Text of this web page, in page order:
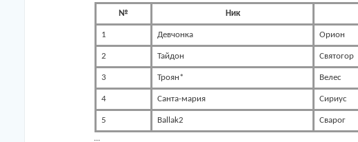
№
Ник
1 Девчонка Орион
2 Тайдон Святогор
3 Троян* Велес
4 Санта-мария Сириус
5 Ballak2
Сварог